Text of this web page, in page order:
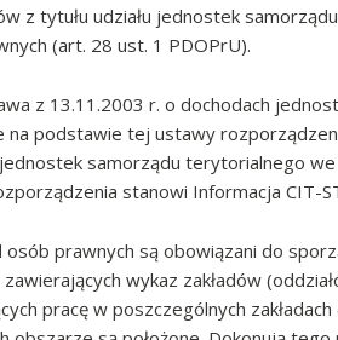
z tytułu udziału jednostek
(art. 28 ust. 1 PDOPrU).
z 13.11.2003 r. o dochodach
na podstawie tej ustawy
samorządu terytorialnego
stanowi Informacja CIT-
prawnych są obowiązani do
wykaz zakładów
pracę w poszczególnych